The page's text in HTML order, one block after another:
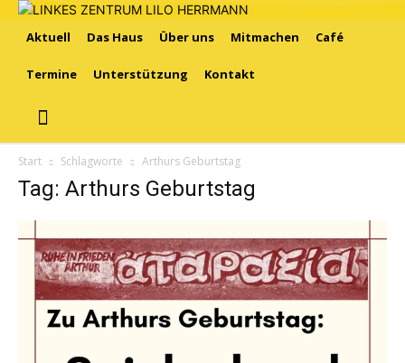
Aktuell Das Haus Über uns Mitmachen Café
Termine Unterstützung Kontakt
Start Schlagworte Arthurs Geburtstag
Tag: Arthurs Geburtstag